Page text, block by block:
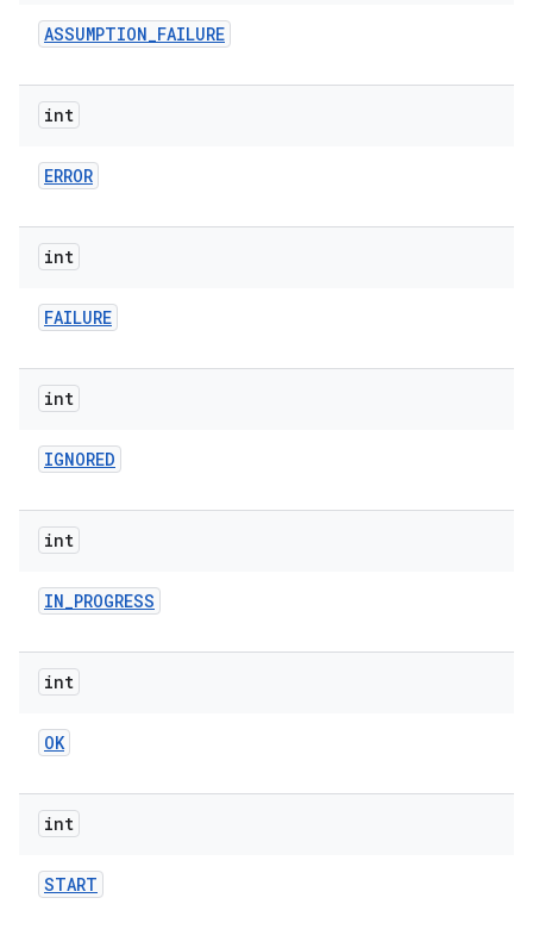
ASSUMPTION_FAILURE
int
ERROR
int
FAILURE
int
IGNORED
int
IN_PROGRESS
int
OK
int
START